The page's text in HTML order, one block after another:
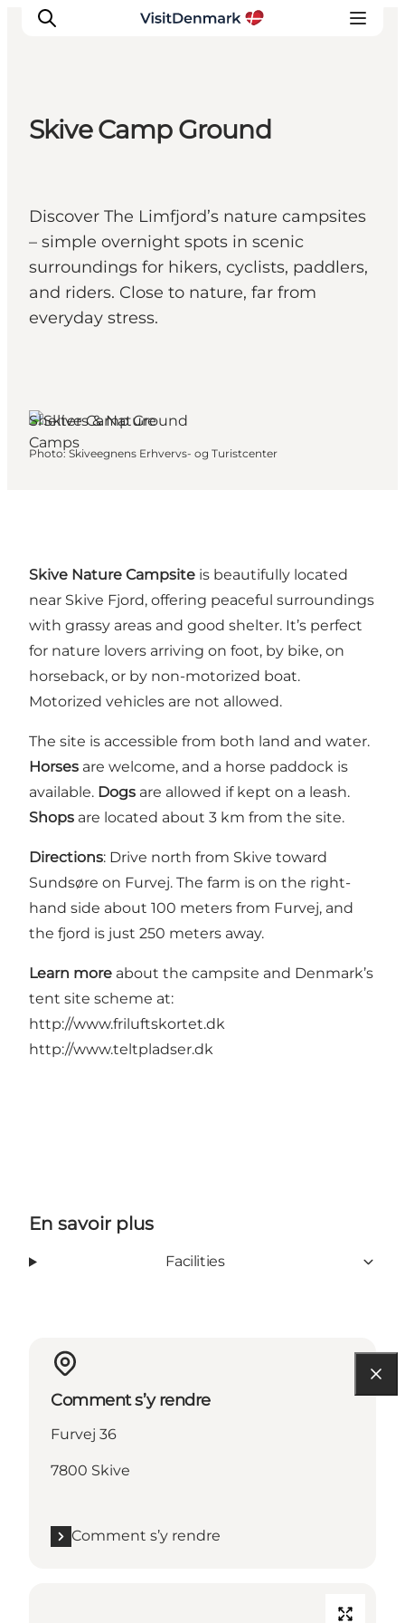
Quoi faire
Hébergements
Planifiez votre voyage
Skive Camp Ground
Discover The Limfjord’s nature campsites
– simple overnight spots in scenic
surroundings for hikers, cyclists, paddlers,
and riders. Close to nature, far from
everyday stress.
Shelters & Nature
Camps
Photo: Skiveegnens Erhvervs- og Turistcenter
Skive Nature Campsite is beautifully located
near Skive Fjord, offering peaceful surroundings
with grassy areas and good shelter. It’s perfect
for nature lovers arriving on foot, by bike, on
horseback, or by non-motorized boat.
Motorized vehicles are not allowed.
The site is accessible from both land and water.
Horses are welcome, and a horse paddock is
available. Dogs are allowed if kept on a leash.
Shops are located about 3 km from the site.
Directions: Drive north from Skive toward
Sundsøre on Furvej. The farm is on the right-
hand side about 100 meters from Furvej, and
the fjord is just 250 meters away.
Learn more about the campsite and Denmark’s
tent site scheme at:
http://www.friluftskortet.dk
http://www.teltpladser.dk
En savoir plus
Facilities
Comment s’y rendre
Furvej 36
7800 Skive
Comment s’y rendre